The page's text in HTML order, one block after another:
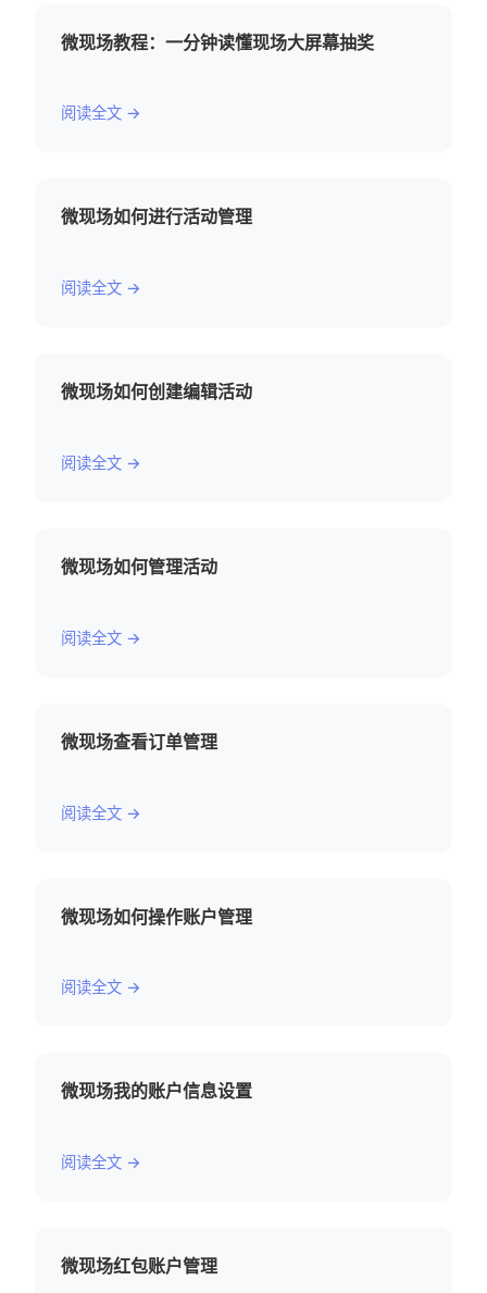
微现场教程：一分钟读懂现场大屏幕抽奖
阅读全文 →
微现场如何进行活动管理
阅读全文 →
微现场如何创建编辑活动
阅读全文 →
微现场如何管理活动
阅读全文 →
微现场查看订单管理
阅读全文 →
微现场如何操作账户管理
阅读全文 →
微现场我的账户信息设置
阅读全文 →
微现场红包账户管理